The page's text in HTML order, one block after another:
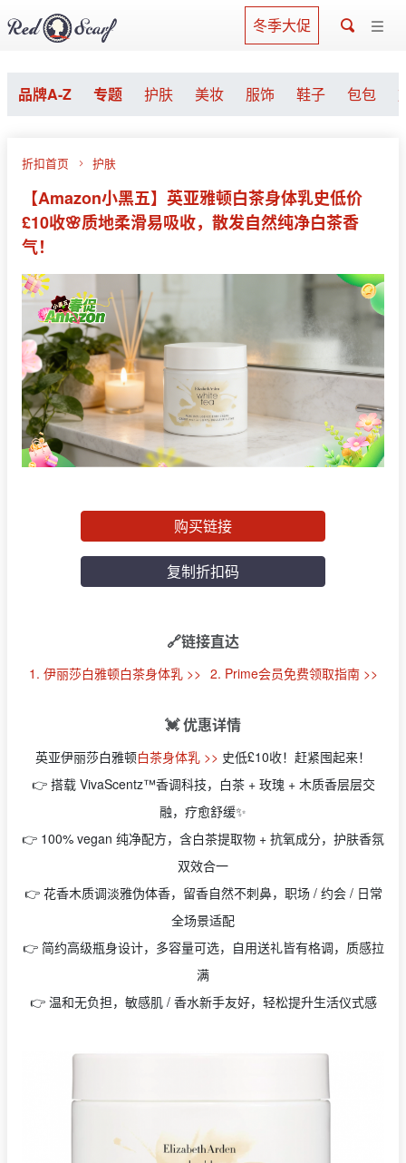
冬季大促
品牌A-Z 专题 护肤 美妆 服饰 鞋子 包包
折扣首页 护肤
【Amazon小黑五】英亚雅顿白茶身体乳史低价
£10收🌸质地柔滑易吸收，散发自然纯净白茶香
气！
购买链接
复制折扣码
🔗链接直达
1. 伊丽莎白雅顿白茶身体乳 >> 2. Prime会员免费领取指南 >>
💓 优惠详情
英亚伊丽莎白雅顿白茶身体乳 >> 史低£10收！赶紧囤起来！
👉 搭载 VivaScentz™香调科技，白茶 + 玫瑰 + 木质香层层交
融，疗愈舒缓✨
👉 100% vegan 纯净配方，含白茶提取物 + 抗氧成分，护肤香氛
双效合一
👉 花香木质调淡雅伪体香，留香自然不刺鼻，职场 / 约会 / 日常
全场景适配
👉 简约高级瓶身设计，多容量可选，自用送礼皆有格调，质感拉
满
👉 温和无负担，敏感肌 / 香水新手友好，轻松提升生活仪式感